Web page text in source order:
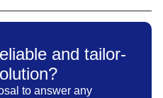
and tailor-
to answer any